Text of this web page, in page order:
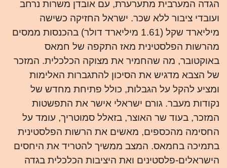
הגדה המערבית מתערערת, עם אובדן משרות נרחב
ועובדי ציבור ללא שכר. ישראל החזיקה כשישה
מיליארד שקל (1.61 מיליארד דולר) בהכנסות ממסים
מהרשות הפלסטינית מאז התקפה של חמאס
באוקטובר, מה שהחמיר את מצוקה הכלכלית. המזכר
של הצבא מדגיש את הסיכון להתגברות האלימות
ומציע להקל על הגבלות, כולל פתיחת מחדש של
נקודות מעבר. גורם ישראלי אישר את התפשטות
המזכר, בעוד שר האוצר, בזאלל סמוטריך, עומד על
החסימה מהכספים, מאשים את הרשות הפלסטינית
בתמיכה בחמאס. המצב ממשיך להטריד את היחסים
הישראלים-פלסטינים ואת היציבות הכלכלית בגדה